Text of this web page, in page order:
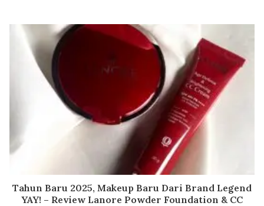
Tahun Baru 2025, Makeup Baru Dari Brand Legend
YAY! – Review Lanore Powder Foundation & CC